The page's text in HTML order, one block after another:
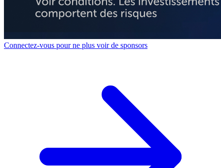
Connectez-vous pour ne plus voir de sponsors